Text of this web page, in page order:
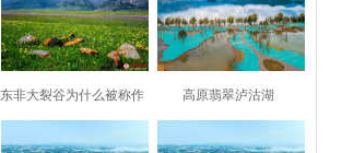
东非大裂谷为什么被称作
地球上*大的伤疤？
高原翡翠泸沽湖